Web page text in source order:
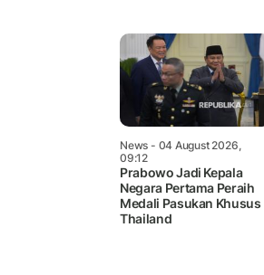
News - 04 August 2026,
09:12
Prabowo Jadi Kepala
Negara Pertama Peraih
Medali Pasukan Khusus
Thailand